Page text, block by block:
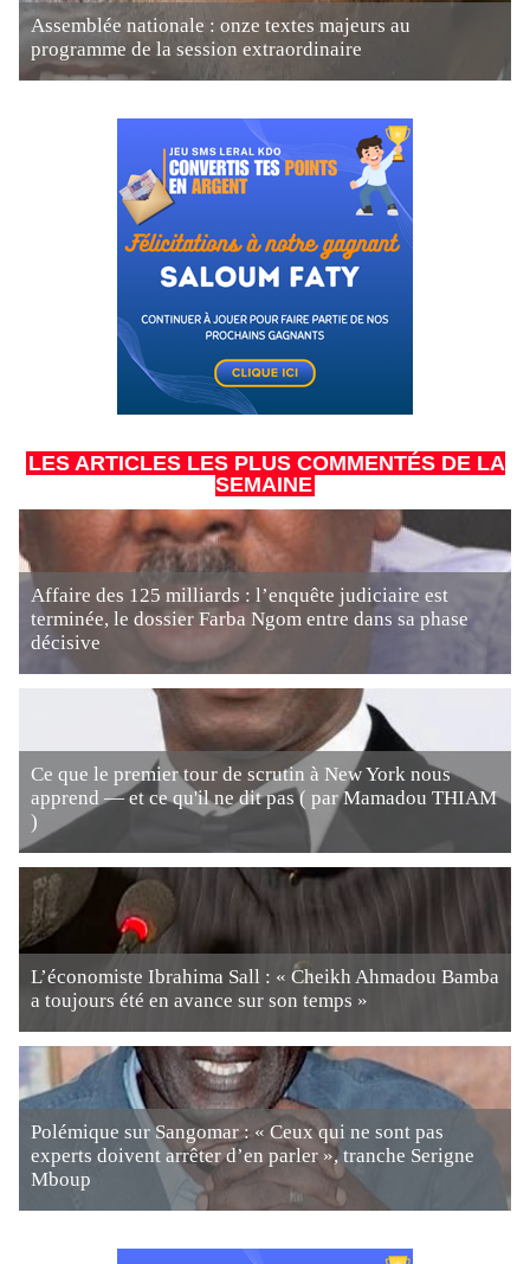
Assemblée nationale : onze textes majeurs au
programme de la session extraordinaire
LES ARTICLES LES PLUS COMMENTÉS DE LA
SEMAINE
Affaire des 125 milliards : l’enquête judiciaire est
terminée, le dossier Farba Ngom entre dans sa phase
décisive
Ce que le premier tour de scrutin à New York nous
apprend — et ce qu'il ne dit pas ( par Mamadou THIAM
)
L’économiste Ibrahima Sall : « Cheikh Ahmadou Bamba
a toujours été en avance sur son temps »
Polémique sur Sangomar : « Ceux qui ne sont pas
experts doivent arrêter d’en parler », tranche Serigne
Mboup